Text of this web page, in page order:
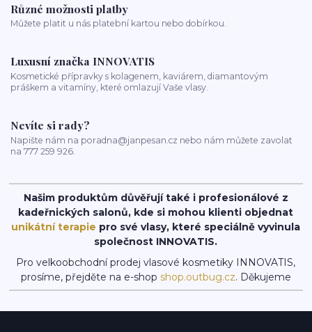
Různé možnosti platby
Můžete platit u nás platební kartou nebo dobírkou.
Luxusní značka INNOVATIS
Kosmetické přípravky s kolagenem, kaviárem, diamantovým
práškem a vitamíny, které omlazují Vaše vlasy.
Nevíte si rady?
Napište nám na poradna@janpesan.cz nebo nám můžete zavolat
na 777 259 926.
Našim produktům důvěřují také i profesionálové z
kadeřnických salonů, kde si mohou klienti objednat
unikátní terapie pro své vlasy, které speciálně vyvinula
společnost INNOVATIS.
Pro velkoobchodní prodej vlasové kosmetiky INNOVATIS,
prosíme, přejděte na e-shop shop.outbug.cz. Děkujeme